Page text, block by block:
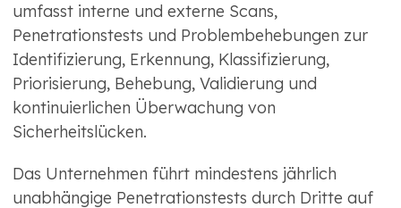
umfasst interne und externe Scans,
Penetrationstests und Problembehebungen zur
Identifizierung, Erkennung, Klassifizierung,
Priorisierung, Behebung, Validierung und
kontinuierlichen Überwachung von
Sicherheitslücken.
Das Unternehmen führt mindestens jährlich
unabhängige Penetrationstests durch Dritte auf